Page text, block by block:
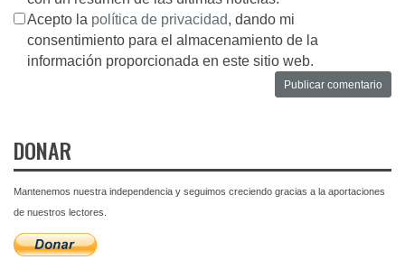
Acepto la política de privacidad, dando mi
consentimiento para el almacenamiento de la
información proporcionada en este sitio web.
DONAR
Mantenemos nuestra independencia y seguimos creciendo gracias a la aportaciones
de nuestros lectores.